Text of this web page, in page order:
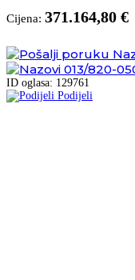
Cijena: 371.164,80 €
013/820-
ID oglasa: 129761
Podijeli